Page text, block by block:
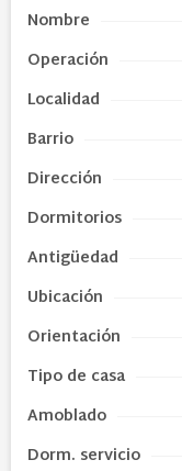
Nombre
Operación
Localidad
Barrio
Dirección
Dormitorios
Antigüedad
Ubicación
Orientación
Tipo de casa
Amoblado
Dorm. servicio